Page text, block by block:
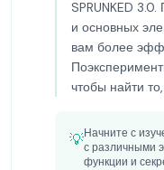
SPRUNKED
и основных
вам более
чтобы найти
💡Начните с
с различными
функции и